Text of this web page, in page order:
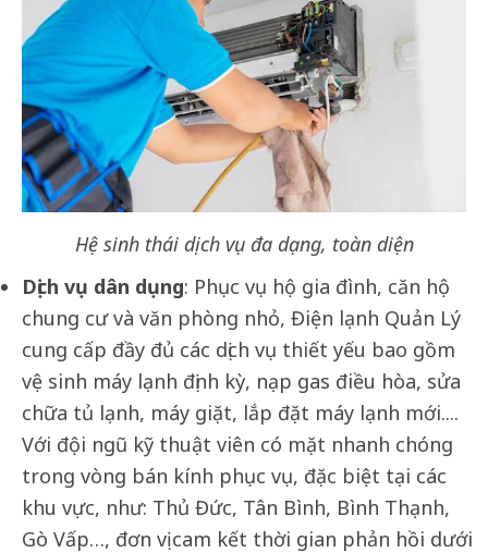
Hệ sinh thái dịch vụ đa dạng, toàn diện
Dịch vụ dân dụng: Phục vụ hộ gia đình, căn hộ
chung cư và văn phòng nhỏ, Điện lạnh Quản Lý
cung cấp đầy đủ các dịch vụ thiết yếu bao gồm
vệ sinh máy lạnh định kỳ, nạp gas điều hòa, sửa
chữa tủ lạnh, máy giặt, lắp đặt máy lạnh mới....
Với đội ngũ kỹ thuật viên có mặt nhanh chóng
trong vòng bán kính phục vụ, đặc biệt tại các
khu vực, như: Thủ Đức, Tân Bình, Bình Thạnh,
Gò Vấp…, đơn vị cam kết thời gian phản hồi dưới